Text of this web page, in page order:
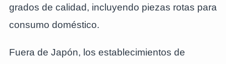
grados de calidad, incluyendo piezas rotas para
consumo doméstico.
Fuera de Japón, los establecimientos de